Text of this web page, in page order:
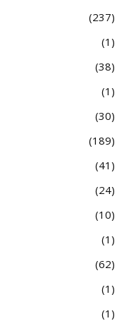
237
1
38
1
30
189
41
24
10
1
62
1
1